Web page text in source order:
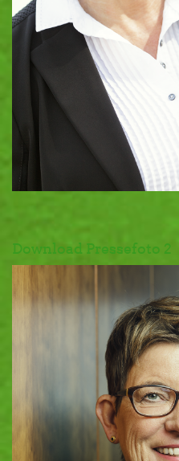
Download Pressefoto 2